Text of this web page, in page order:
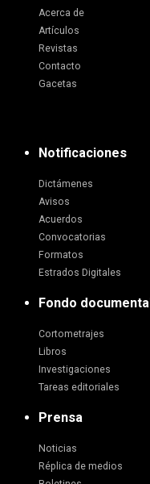
Acerca de
Artículos
Revistas
Contacto
Gacetas
Notificaciones
Dictámenes
Avisos
Acuerdos
Convocatorias
Formatos
Estrados Digitales
Fondo documental
Cortometrajes
Libros
Investigaciones
Tareas editoriales
Prensa
Noticias
Réplica de medios